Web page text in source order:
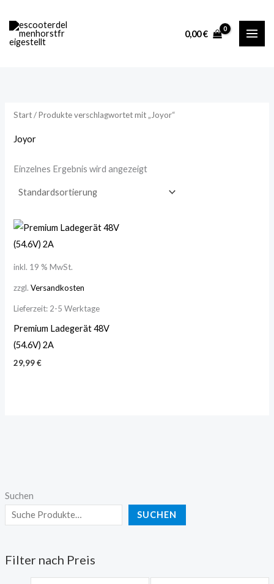
Inhalt
springen
0,00€
Suchen
SUCHEN
Filter nach Preis
i
n
e
i
e
Start/ Produkte verschlagwortet mit „Joyor“
Joyor
Einzelnes Ergebnis wird angezeigt
inkl. 19 % MwSt.
zzgl.Versandkosten
Lieferzeit: 2-5 Werktage
Premium Ladegerät 48V
(54.6V) 2A
29,99€